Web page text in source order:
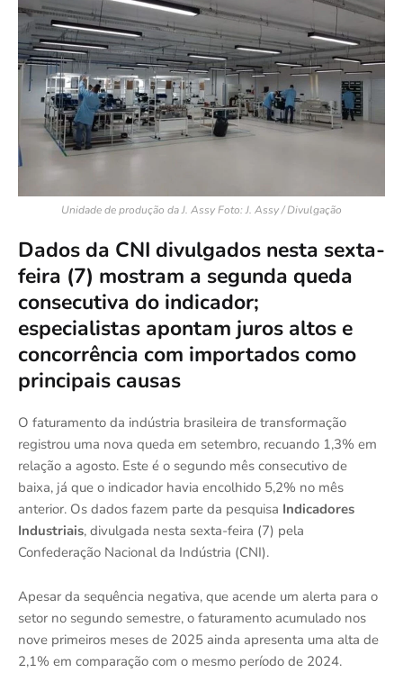
Unidade de produção da J. Assy Foto: J. Assy / Divulgação
Dados da CNI divulgados nesta sexta-
feira (7) mostram a segunda queda
consecutiva do indicador;
especialistas apontam juros altos e
concorrência com importados como
principais causas
O faturamento da indústria brasileira de transformação
registrou uma nova queda em setembro, recuando 1,3% em
relação a agosto. Este é o segundo mês consecutivo de
baixa, já que o indicador havia encolhido 5,2% no mês
anterior. Os dados fazem parte da pesquisa Indicadores
Industriais, divulgada nesta sexta-feira (7) pela
Confederação Nacional da Indústria (CNI).
Apesar da sequência negativa, que acende um alerta para o
setor no segundo semestre, o faturamento acumulado nos
nove primeiros meses de 2025 ainda apresenta uma alta de
2,1% em comparação com o mesmo período de 2024.